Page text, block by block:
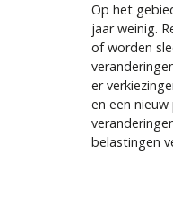
Op het
jaar weinig.
of worden
er
en een
belastingen